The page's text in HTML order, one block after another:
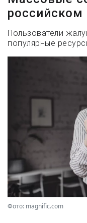
российском
Пользователи
популярные
Фото: magnific.com